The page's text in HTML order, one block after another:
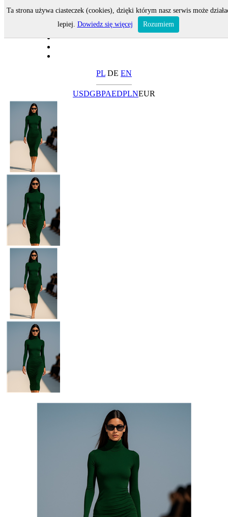
PL DE EN
USDGBPAEDPLNEUR
Ta strona używa ciasteczek (cookies), dzięki którym nasz serwis może
lepiej. Dowiedz się więcej Rozumiem